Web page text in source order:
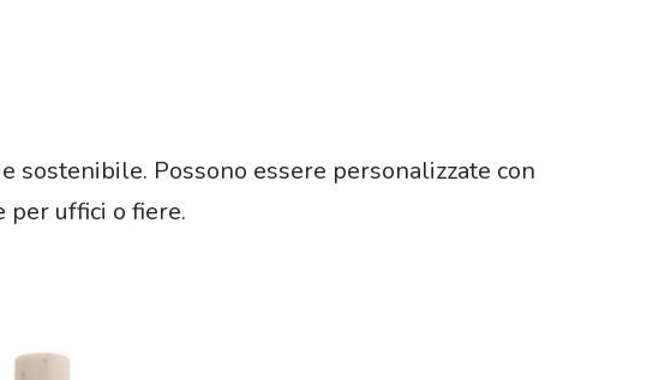
sostenibile. Possono essere personalizzate con
uffici o fiere.